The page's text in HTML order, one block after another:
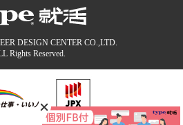
DESIGN CENTER CO.,LTD.
Rights Reserved.